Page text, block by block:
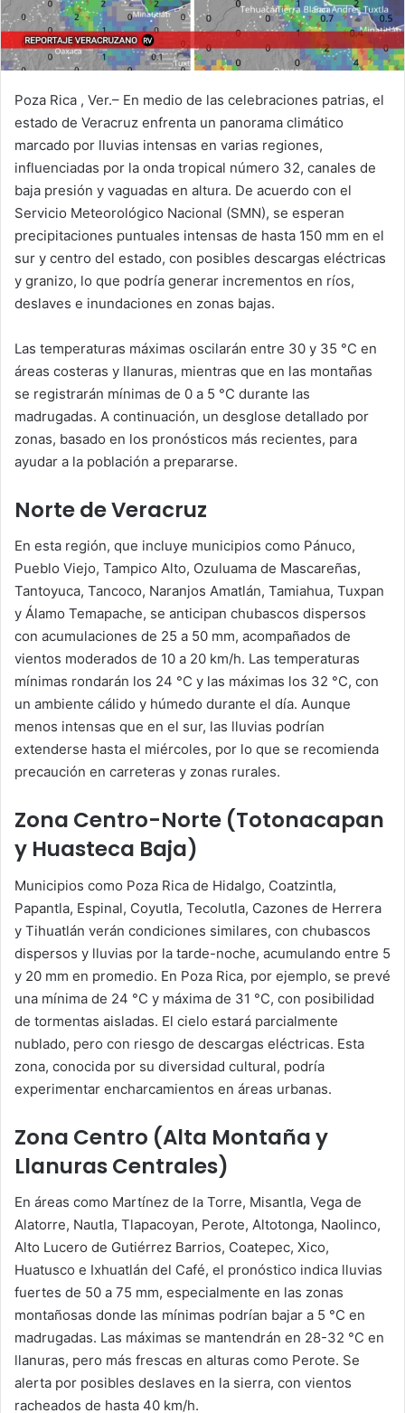
Poza Rica , Ver.– En medio de las celebraciones patrias, el
estado de Veracruz enfrenta un panorama climático
marcado por lluvias intensas en varias regiones,
influenciadas por la onda tropical número 32, canales de
baja presión y vaguadas en altura. De acuerdo con el
Servicio Meteorológico Nacional (SMN), se esperan
precipitaciones puntuales intensas de hasta 150 mm en el
sur y centro del estado, con posibles descargas eléctricas
y granizo, lo que podría generar incrementos en ríos,
deslaves e inundaciones en zonas bajas.
Las temperaturas máximas oscilarán entre 30 y 35 °C en
áreas costeras y llanuras, mientras que en las montañas
se registrarán mínimas de 0 a 5 °C durante las
madrugadas. A continuación, un desglose detallado por
zonas, basado en los pronósticos más recientes, para
ayudar a la población a prepararse.
Norte de Veracruz
En esta región, que incluye municipios como Pánuco,
Pueblo Viejo, Tampico Alto, Ozuluama de Mascareñas,
Tantoyuca, Tancoco, Naranjos Amatlán, Tamiahua, Tuxpan
y Álamo Temapache, se anticipan chubascos dispersos
con acumulaciones de 25 a 50 mm, acompañados de
vientos moderados de 10 a 20 km/h. Las temperaturas
mínimas rondarán los 24 °C y las máximas los 32 °C, con
un ambiente cálido y húmedo durante el día. Aunque
menos intensas que en el sur, las lluvias podrían
extenderse hasta el miércoles, por lo que se recomienda
precaución en carreteras y zonas rurales.
Zona Centro-Norte (Totonacapan
y Huasteca Baja)
Municipios como Poza Rica de Hidalgo, Coatzintla,
Papantla, Espinal, Coyutla, Tecolutla, Cazones de Herrera
y Tihuatlán verán condiciones similares, con chubascos
dispersos y lluvias por la tarde-noche, acumulando entre 5
y 20 mm en promedio. En Poza Rica, por ejemplo, se prevé
una mínima de 24 °C y máxima de 31 °C, con posibilidad
de tormentas aisladas. El cielo estará parcialmente
nublado, pero con riesgo de descargas eléctricas. Esta
zona, conocida por su diversidad cultural, podría
experimentar encharcamientos en áreas urbanas.
Zona Centro (Alta Montaña y
Llanuras Centrales)
En áreas como Martínez de la Torre, Misantla, Vega de
Alatorre, Nautla, Tlapacoyan, Perote, Altotonga, Naolinco,
Alto Lucero de Gutiérrez Barrios, Coatepec, Xico,
Huatusco e Ixhuatlán del Café, el pronóstico indica lluvias
fuertes de 50 a 75 mm, especialmente en las zonas
montañosas donde las mínimas podrían bajar a 5 °C en
madrugadas. Las máximas se mantendrán en 28-32 °C en
llanuras, pero más frescas en alturas como Perote. Se
alerta por posibles deslaves en la sierra, con vientos
racheados de hasta 40 km/h.